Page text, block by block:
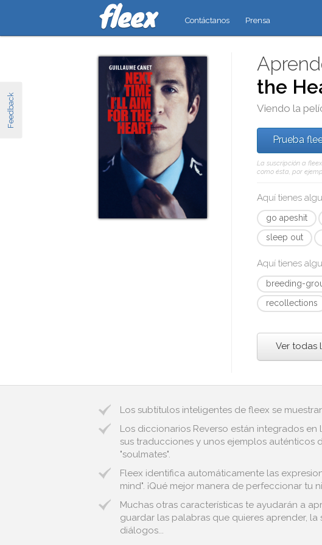
Feedback
Contáctanos Prensa
the
Viendo la
Prueba
La suscripción a
como ésta, por
Aquí tienes
go apeshit
sleep out
Aquí tienes
breeding-
recollections
Ver todas
Los subtítulos inteligentes de fleex se
Los diccionarios Reverso están integrados
sus traducciones y unos ejemplos auténticos
"soulmates".
Fleex identifica automáticamente las
mind". ¡Qué mejor manera de perfeccionar tu
Muchas otras características te ayudarán a
guardar las palabras que quieres aprender,
diálogos...